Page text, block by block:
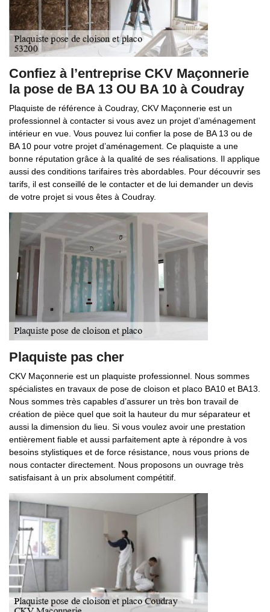
Confiez à l’entreprise CKV Maçonnerie
la pose de BA 13 OU BA 10 à Coudray
Plaquiste de référence à Coudray, CKV Maçonnerie est un
professionnel à contacter si vous avez un projet d’aménagement
intérieur en vue. Vous pouvez lui confier la pose de BA 13 ou de
BA 10 pour votre projet d’aménagement. Ce plaquiste a une
bonne réputation grâce à la qualité de ses réalisations. Il applique
aussi des conditions tarifaires très abordables. Pour découvrir ses
tarifs, il est conseillé de le contacter et de lui demander un devis
de votre projet si vous êtes à Coudray.
Plaquiste pas cher
CKV Maçonnerie est un plaquiste professionnel. Nous sommes
spécialistes en travaux de pose de cloison et placo BA10 et BA13.
Nous sommes très capables d’assurer un très bon travail de
création de pièce quel que soit la hauteur du mur séparateur et
aussi la dimension du lieu. Si vous voulez avoir une prestation
entièrement fiable et aussi parfaitement apte à répondre à vos
besoins stylistiques et de force résistance, nous vous prions de
nous contacter directement. Nous proposons un ouvrage très
satisfaisant à un prix absolument compétitif.